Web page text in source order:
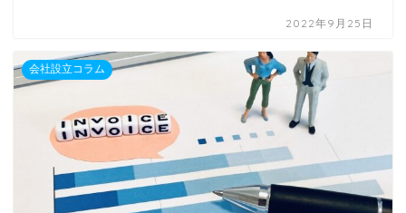
2022年9月25日
会社設立コラム